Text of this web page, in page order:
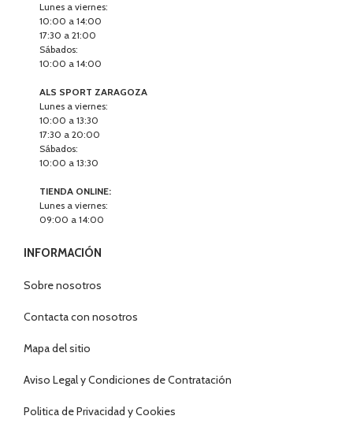
Lunes a viernes:
10:00 a 14:00
17:30 a 21:00
Sábados:
10:00 a 14:00
ALS SPORT ZARAGOZA
Lunes a viernes:
10:00 a 13:30
17:30 a 20:00
Sábados:
10:00 a 13:30
TIENDA ONLINE:
Lunes a viernes:
09:00 a 14:00
INFORMACIÓN
Sobre nosotros
Contacta con nosotros
Mapa del sitio
Aviso Legal y Condiciones de Contratación
Politica de Privacidad y Cookies